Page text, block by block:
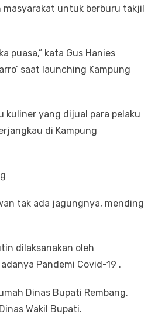
masyarakat untuk berburu takjil
puasa,” kata Gus Hanies
saat launching Kampung
kuliner yang dijual para pelaku
di Kampung
tak ada jagungnya, mending
dilaksanakan oleh
Pandemi Covid-19 .
Dinas Bupati Rembang,
Wakil Bupati.